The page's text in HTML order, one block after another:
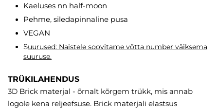
Kaeluses nn half-moon
Pehme, siledapinnaline pusa
VEGAN
Suurused: Naistele soovitame võtta number väiksema
suuruse.
TRÜKILAHENDUS
3D Brick materjal - õrnalt kõrgem trükk, mis annab
logole kena reljeefsuse. Brick materjali elastsus